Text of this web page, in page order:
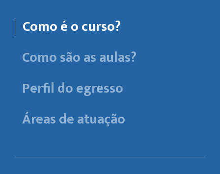
Como é o curso?
Como são as aulas?
Perfil do egresso
Áreas de atuação